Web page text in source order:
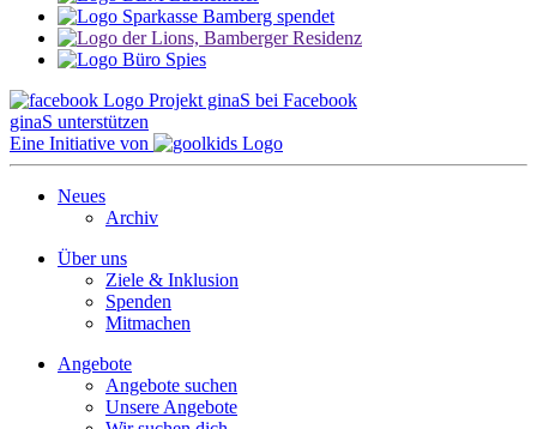
Projekt ginaS bei Facebook
ginaS unterstützen
Eine Initiative von
Neues
Archiv
Über uns
Ziele & Inklusion
Spenden
Mitmachen
Angebote
Angebote suchen
Unsere Angebote